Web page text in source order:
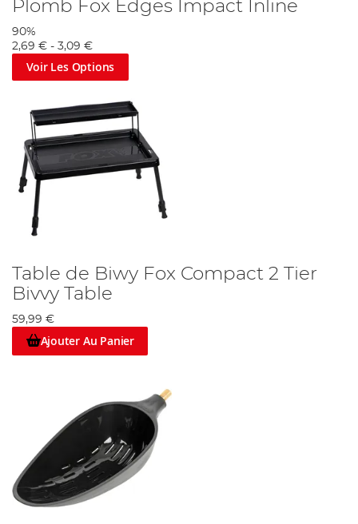
Plomb Fox Edges Impact Inline
90%
2,69 € - 3,09 €
Voir Les Options
Table de Biwy Fox Compact 2 Tier
Bivvy Table
59,99 €
Ajouter Au Panier